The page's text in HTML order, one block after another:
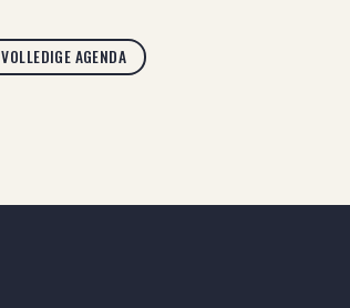
VOLLEDIGE AGENDA